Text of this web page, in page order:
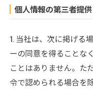
個人情報の第三者提供
1. 当社は、次に掲げる
ーの同意を得ることな
ことはありません。た
令で認められる場合を